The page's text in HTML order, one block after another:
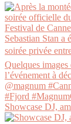
Showcase DJ,